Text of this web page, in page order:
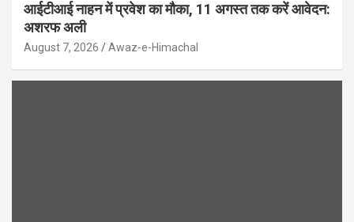
आईटीआई नाहन में प्रवेश का मौका, 11 अगस्त तक करें आवेदन:
अशरफ अली
August 7, 2026 Awaz-e-Himachal